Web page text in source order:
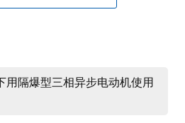
用隔爆型三相异步电动机使用